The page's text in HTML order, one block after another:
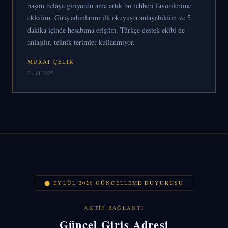
başım belaya giriyordu ama artık bu rehberi favorilerime
ekledim. Giriş adımlarını ilk okuyuşta anlayabildim ve 5
dakika içinde hesabıma eriştim. Türkçe destek ekibi de
anlaşılır, teknik terimler kullanmıyor.
MURAT ÇELIK
Eylül 2025
⬤ EYLÜL 2026 GÜNCELLEME DUYURUSU
AKTIF BAĞLANTI
Güncel Giriş Adresi